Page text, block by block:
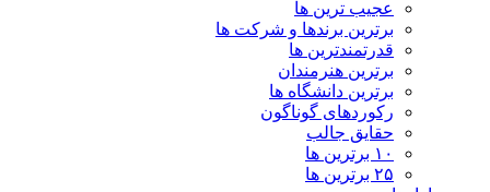
عجیب ترین ها
برترین برندها و شرکت ها
قدرتمندترین ها
برترین هنرمندان
برترین دانشگاه ها
رکوردهای گوناگون
حقایق جالب
۱۰ برترین ها
۲۵ برترین ها